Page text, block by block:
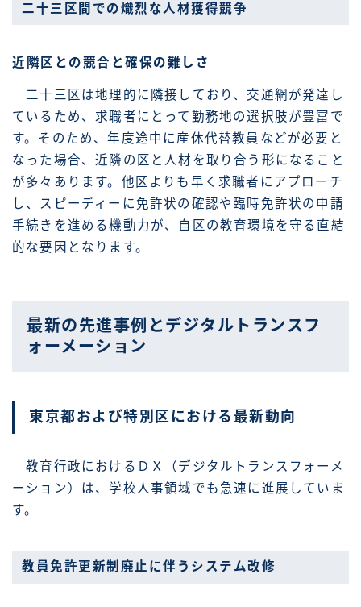
二十三区間での熾烈な人材獲得競争
近隣区との競合と確保の難しさ
二十三区は地理的に隣接しており、交通網が発達し
ているため、求職者にとって勤務地の選択肢が豊富で
す。そのため、年度途中に産休代替教員などが必要と
なった場合、近隣の区と人材を取り合う形になること
が多々あります。他区よりも早く求職者にアプローチ
し、スピーディーに免許状の確認や臨時免許状の申請
手続きを進める機動力が、自区の教育環境を守る直結
的な要因となります。
最新の先進事例とデジタルトランスフ
ォーメーション
東京都および特別区における最新動向
教育行政におけるＤＸ（デジタルトランスフォーメ
ーション）は、学校人事領域でも急速に進展していま
す。
教員免許更新制廃止に伴うシステム改修